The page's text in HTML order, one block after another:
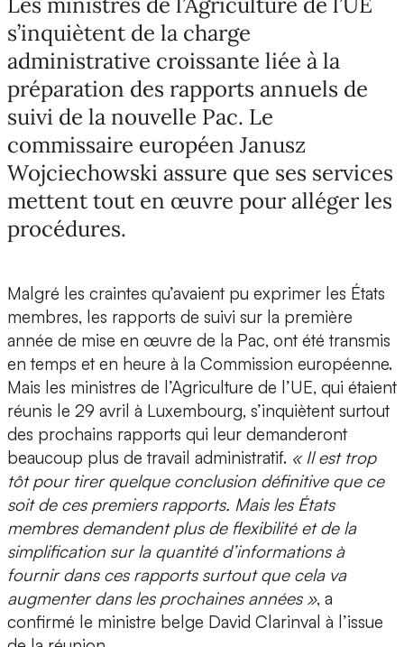
s’inquiètent de la charge
administrative croissante liée à la
préparation des rapports annuels de
suivi de la nouvelle Pac. Le
commissaire européen Janusz
Wojciechowski assure que ses services
mettent tout en œuvre pour alléger les
procédures.
Malgré les craintes qu’avaient pu exprimer les États
membres, les rapports de suivi sur la première
année de mise en œuvre de la Pac, ont été transmis
en temps et en heure à la Commission européenne.
Mais les ministres de l’Agriculture de l’UE, qui étaient
réunis le 29 avril à Luxembourg, s’inquiètent surtout
des prochains rapports qui leur demanderont
beaucoup plus de travail administratif. « Il est trop
tôt pour tirer quelque conclusion définitive que ce
soit de ces premiers rapports. Mais les États
membres demandent plus de flexibilité et de la
simplification sur la quantité d’informations à
fournir dans ces rapports surtout que cela va
augmenter dans les prochaines années », a
confirmé le ministre belge David Clarinval à l’issue